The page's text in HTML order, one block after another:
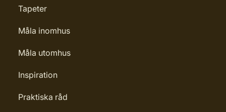
Tapeter
Måla inomhus
Måla utomhus
Inspiration
Praktiska råd